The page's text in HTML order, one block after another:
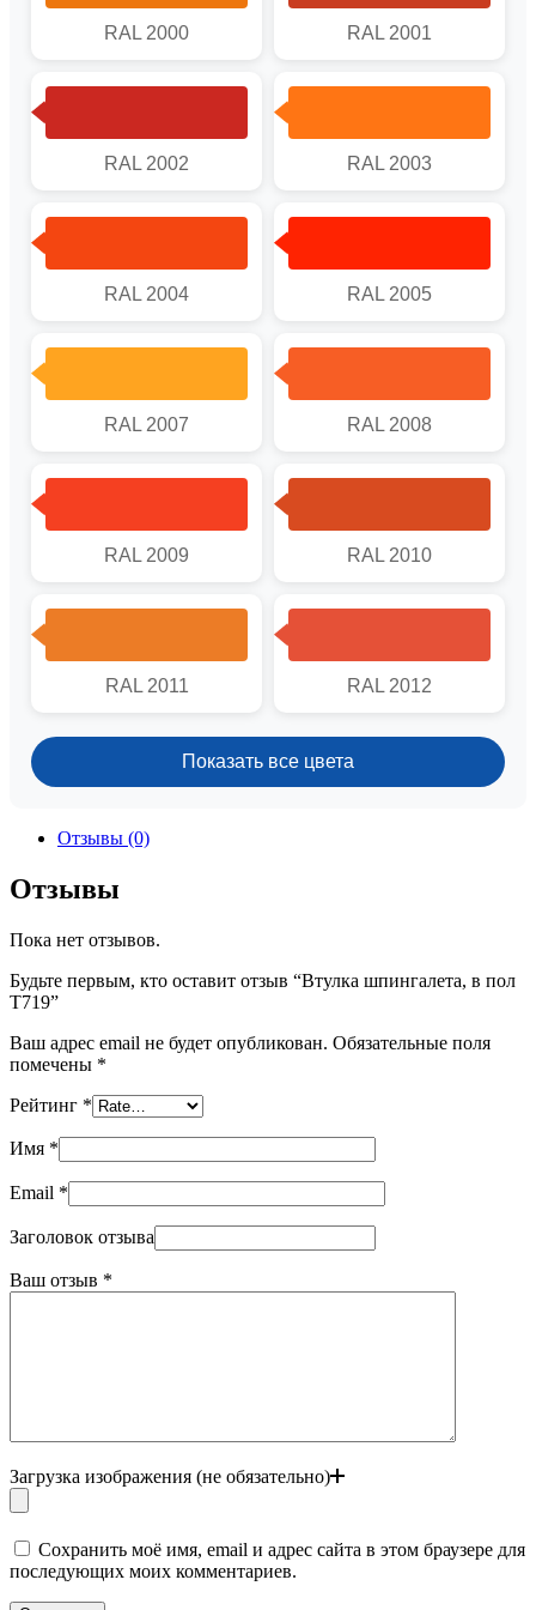
RAL 2000 RAL 2001
RAL 2002 RAL 2003
RAL 2004 RAL 2005
RAL 2007 RAL 2008
RAL 2009 RAL 2010
RAL 2011 RAL 2012
Показать все цвета
Отзывы (0)
Отзывы
Пока нет отзывов.
Будьте первым, кто оставит отзыв “Втулка шпингалета, в пол
Т719”
Ваш адрес email не будет опубликован. Обязательные поля
помечены *
Рейтинг *
Имя *
Email *
Заголовок отзыва
Ваш отзыв *
Загрузка изображения (не обязательно)
Сохранить моё имя, email и адрес сайта в этом браузере для
последующих моих комментариев.